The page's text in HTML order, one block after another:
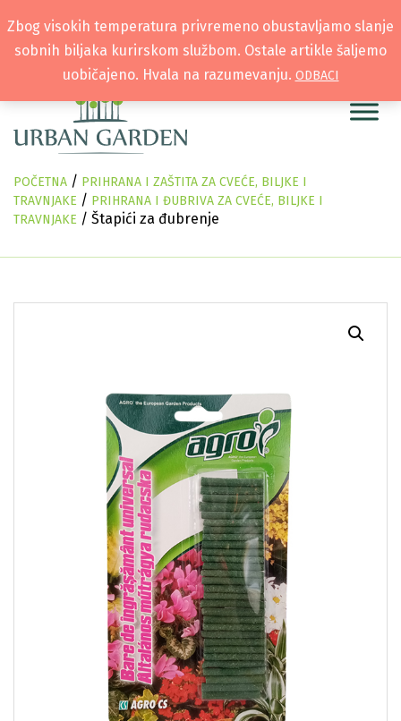
POČETNA / PRIHRANA I ZAŠTITA ZA CVEĆE, BILJKE I
TRAVNJAKE / PRIHRANA I ĐUBRIVA ZA CVEĆE, BILJKE I
TRAVNJAKE / Štapići za đubrenje
Zbog visokih temperatura privremeno obustavljamo slanje
sobnih biljaka kurirskom službom. Ostale artikle šaljemo
uobičajeno. Hvala na razumevanju. ODBACI